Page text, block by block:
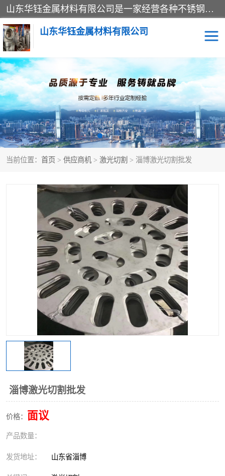
山东华钰金属材料有限公司是一家经营各种不锈钢管材、板材、圆钢、法兰、封头、型材等产品的公司；主营产品有：不锈钢管，激光切割，管件标准件，不锈钢圆钢，不锈钢人孔，不锈钢亮管，不锈钢角钢，不锈钢加工，不锈钢管子，不锈钢工业方管，不锈钢封头，不锈钢法兰，不锈钢阀门，不锈钢槽钢，不锈钢扁钢，不锈钢板等；可为客户制作各种规格的型材及不锈钢配件、非标准件及各种容器具等，能满足客户的不同采购要求。
山东华钰金属材料有限公司
当前位置： 首页 > 供应商机 > 激光切割 > 淄博激光切割批发
淄博激光切割批发
价格： 面议
产品数量：
发货地址： 山东省淄博
不锈钢管 激光切割
管件标准件 不锈钢圆钢
不锈钢人孔 不锈钢亮管
不锈钢角钢 不锈钢加工
不锈钢板 不锈钢工业方管
不锈钢封头 不锈钢法兰
不锈钢阀门 不锈钢槽钢
不锈钢扁钢